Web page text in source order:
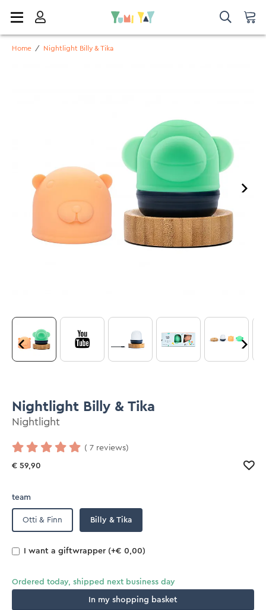
Home / Nightlight Billy & Tika
Nightlight Billy & Tika
Nightlight
( 7 reviews)
€ 59,90
team
Otti & Finn Billy & Tika
I want a giftwrapper (+€ 0,00)
Ordered today, shipped next business day
In my shopping basket